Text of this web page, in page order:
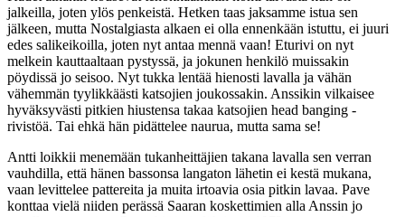
jalkeilla, joten ylös penkeistä. Hetken taas jaksamme istua sen
jälkeen, mutta Nostalgiasta alkaen ei olla ennenkään istuttu, ei juuri
edes salikeikoilla, joten nyt antaa mennä vaan! Eturivi on nyt
melkein kauttaaltaan pystyssä, ja jokunen henkilö muissakin
pöydissä jo seisoo. Nyt tukka lentää hienosti lavalla ja vähän
vähemmän tyylikkäästi katsojien joukossakin. Anssikin vilkaisee
hyväksyvästi pitkien hiustensa takaa katsojien head banging -
rivistöä. Tai ehkä hän pidättelee naurua, mutta sama se!
Antti loikkii menemään tukanheittäjien takana lavalla sen verran
vauhdilla, että hänen bassonsa langaton lähetin ei kestä mukana,
vaan levittelee pattereita ja muita irtoavia osia pitkin lavaa. Pave
konttaa vielä niiden perässä Saaran koskettimien alla Anssin jo